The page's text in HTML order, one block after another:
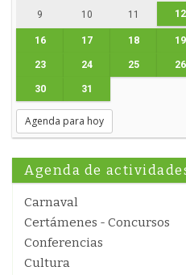
9 10 11 12
16 17 18 19
23 24 25 26
30 31
Agenda para hoy
Agenda de
Carnaval
Certámenes - Concursos
Conferencias
Cultura